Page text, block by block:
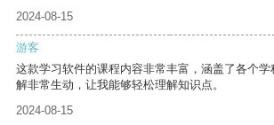
2024-08-15
游客
这款学习软件的课程内容非常丰富，涵盖了各个
解非常生动，让我能够轻松理解知识点。
2024-08-15